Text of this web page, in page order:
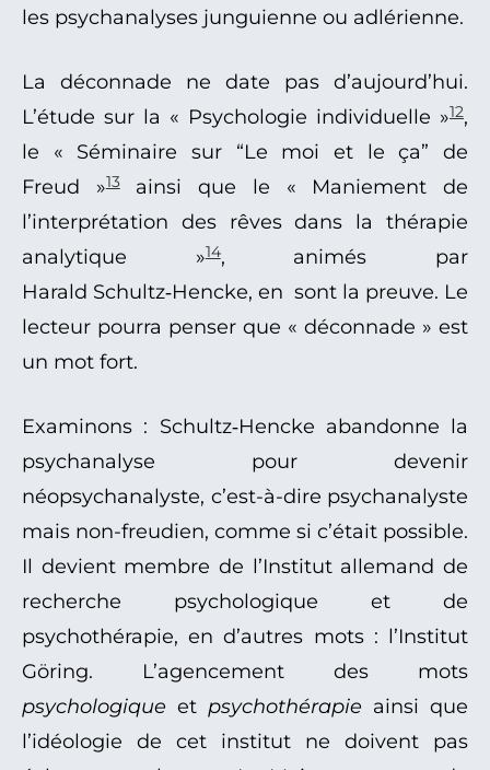
les psychanalyses junguienne ou adlérienne.
La déconnade ne date pas d’aujourd’hui.
L’étude sur la « Psychologie individuelle »12,
le « Séminaire sur “Le moi et le ça” de
Freud »13ainsi que le « Maniement de
l’interprétation des rêves dans la thérapie
analytique »14, animés par
Harald Schultz‑Hencke, en sont la preuve. Le
lecteur pourra penser que « déconnade » est
un mot fort.
Examinons : Schultz‑Hencke abandonne la
psychanalyse pour devenir
néopsychanalyste, c’est-à-dire psychanalyste
mais non-freudien, comme si c’était possible.
Il devient membre de l’Institut allemand de
recherche psychologique et de
psychothérapie, en d’autres mots : l’Institut
Göring. L’agencement des mots
psychologique et psychothérapie ainsi que
l’idéologie de cet institut ne doivent pas